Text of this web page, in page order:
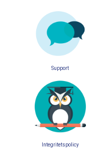
Support
Integritetspolicy